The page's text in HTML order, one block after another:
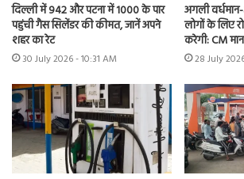
दिल्ली में 942 और पटना में 1000 के पार
पहुंची गैस सिलेंडर की कीमत, जानें अपने
शहर का रेट
30 July 2026 - 10:31 AM
अगली
लोगों के लिए
करेगी: CM मान
28 July